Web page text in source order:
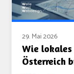
29. Mai 2026
Wie lokales
Österreich